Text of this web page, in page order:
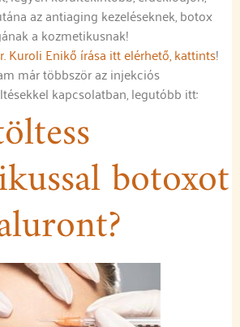
az antiaging kezeléseknek, botox
a kozmetikusnak!
Kuroli Enikő írása itt elérhető, kattints!
már többször az injekciós
kapcsolatban, legutóbb itt:
botoxot